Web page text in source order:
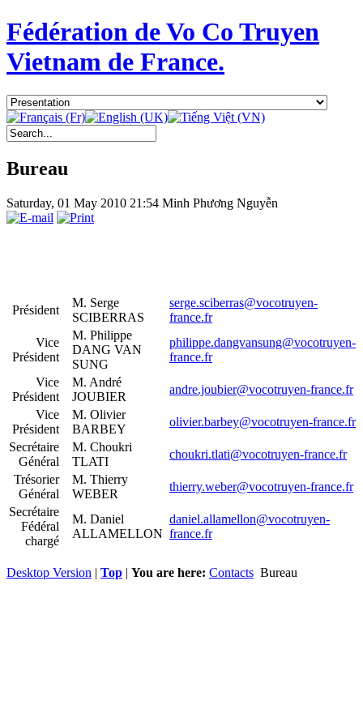
Fédération de Vo Co Truyen
Vietnam de France.
Bureau
Saturday, 01 May 2010 21:54 Minh Phương Nguyễn
Président
M. Serge
SCIBERRAS
serge.sciberras@vocotruyen-
france.fr
Vice
Président
M. Philippe
DANG VAN
SUNG
philippe.dangvansung@vocotruyen-
france.fr
Vice
Président
M. André
JOUBIER
andre.joubier@vocotruyen-france.fr
Vice
Président
M. Olivier
BARBEY
olivier.barbey@vocotruyen-france.fr
Secrétaire
Général
M. Choukri
TLATI
choukri.tlati@vocotruyen-france.fr
Trésorier
Général
M. Thierry
WEBER
thierry.weber@vocotruyen-france.fr
Secrétaire
Fédéral
chargé
M. Daniel
ALLAMELLON
daniel.allamellon@vocotruyen-
france.fr
Desktop Version | Top | You are here: Contacts Bureau